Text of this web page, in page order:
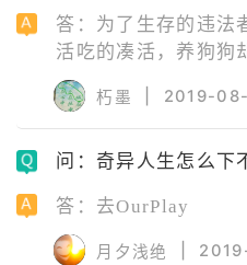
答：为了生存的违法
活吃的凑活，养狗狗
命。在乎的是钱和生
激。 朽墨 2019-
问：奇异人生怎么下
答：去OurPlay
月夕浅绝